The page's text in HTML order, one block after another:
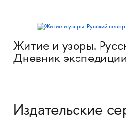
Житие и узоры.
Дневник экспедиции
Издательские